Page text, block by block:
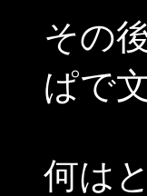
その
ぱで
何は